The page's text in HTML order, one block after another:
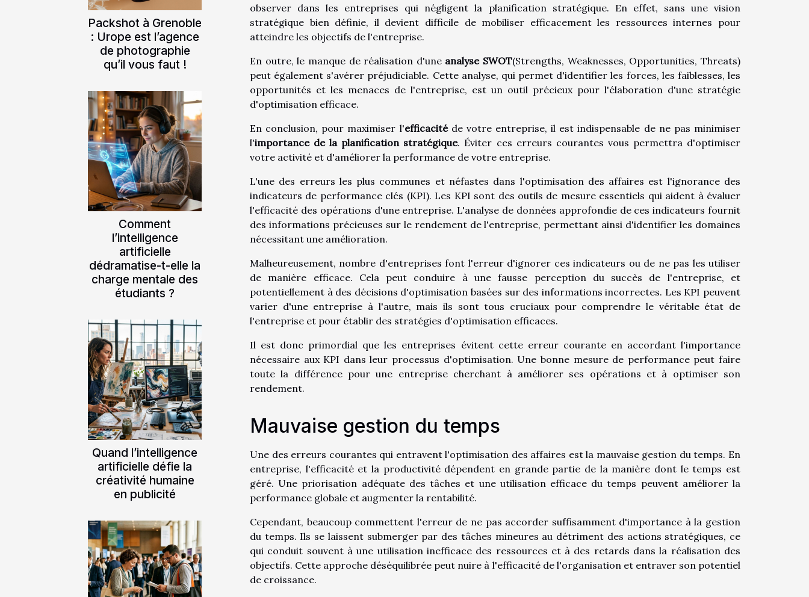
Packshot à Grenoble
: Urope est l’agence
de photographie
qu’il vous faut !
Comment
l’intelligence
artificielle
dédramatise-t-elle la
charge mentale des
étudiants ?
Quand l’intelligence
artificielle défie la
créativité humaine
en publicité
observer dans les entreprises qui négligent la planification stratégique. En effet, sans une vision
stratégique bien définie, il devient difficile de mobiliser efficacement les ressources internes pour
atteindre les objectifs de l'entreprise.
En outre, le manque de réalisation d'une analyse SWOT(Strengths, Weaknesses, Opportunities, Threats)
peut également s'avérer préjudiciable. Cette analyse, qui permet d'identifier les forces, les faiblesses, les
opportunités et les menaces de l'entreprise, est un outil précieux pour l'élaboration d'une stratégie
d'optimisation efficace.
En conclusion, pour maximiser l'efficacitéde votre entreprise, il est indispensable de ne pas minimiser
l'importance de la planification stratégique. Éviter ces erreurs courantes vous permettra d'optimiser
votre activité et d'améliorer la performance de votre entreprise.
L'une des erreurs les plus communes et néfastes dans l'optimisation des affaires est l'ignorance des
indicateurs de performance clés (KPI). Les KPI sont des outils de mesure essentiels qui aident à évaluer
l'efficacité des opérations d'une entreprise. L'analyse de données approfondie de ces indicateurs fournit
des informations précieuses sur le rendement de l'entreprise, permettant ainsi d'identifier les domaines
nécessitant une amélioration.
Malheureusement, nombre d'entreprises font l'erreur d'ignorer ces indicateurs ou de ne pas les utiliser
de manière efficace. Cela peut conduire à une fausse perception du succès de l'entreprise, et
potentiellement à des décisions d'optimisation basées sur des informations incorrectes. Les KPI peuvent
varier d'une entreprise à l'autre, mais ils sont tous cruciaux pour comprendre le véritable état de
l'entreprise et pour établir des stratégies d'optimisation efficaces.
Il est donc primordial que les entreprises évitent cette erreur courante en accordant l'importance
nécessaire aux KPI dans leur processus d'optimisation. Une bonne mesure de performance peut faire
toute la différence pour une entreprise cherchant à améliorer ses opérations et à optimiser son
rendement.
Mauvaise gestion du temps
Une des erreurs courantes qui entravent l'optimisation des affaires est la mauvaise gestion du temps. En
entreprise, l'efficacité et la productivité dépendent en grande partie de la manière dont le temps est
géré. Une priorisation adéquate des tâches et une utilisation efficace du temps peuvent améliorer la
performance globale et augmenter la rentabilité.
Cependant, beaucoup commettent l'erreur de ne pas accorder suffisamment d'importance à la gestion
du temps. Ils se laissent submerger par des tâches mineures au détriment des actions stratégiques, ce
qui conduit souvent à une utilisation inefficace des ressources et à des retards dans la réalisation des
objectifs. Cette approche déséquilibrée peut nuire à l'efficacité de l'organisation et entraver son potentiel
de croissance.